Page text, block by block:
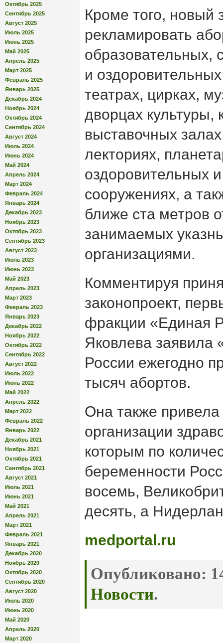
Октябрь 2025
Сентябрь 2025
Август 2025
Июль 2025
Июнь 2025
Май 2025
Апрель 2025
Март 2025
Февраль 2025
Январь 2025
Декабрь 2024
Ноябрь 2024
Октябрь 2024
Сентябрь 2024
Август 2024
Июль 2024
Июнь 2024
Май 2024
Апрель 2024
Март 2024
Февраль 2024
Январь 2024
Декабрь 2023
Ноябрь 2023
Октябрь 2023
Сентябрь 2023
Август 2023
Июль 2023
Июнь 2023
Май 2023
Апрель 2023
Март 2023
Февраль 2023
Январь 2023
Декабрь 2022
Ноябрь 2022
Октябрь 2022
Сентябрь 2022
Август 2022
Июль 2022
Июнь 2022
Май 2022
Апрель 2022
Март 2022
Февраль 2022
Январь 2022
Декабрь 2021
Ноябрь 2021
Октябрь 2021
Сентябрь 2021
Август 2021
Июль 2021
Июнь 2021
Май 2021
Апрель 2021
Март 2021
Февраль 2021
Январь 2021
Декабрь 2020
Ноябрь 2020
Октябрь 2020
Сентябрь 2020
Август 2020
Июль 2020
Июнь 2020
Май 2020
Апрель 2020
Март 2020
Кроме того, новый
рекламировать
образовательных,
и
театрах, цирках,
дворцах культуры,
выставочных
лекториях,
оздоровительных
сооружениях, а
ближе ста метров
занимаемых
организациями.
Комментируя
законопроект,
фракции «Единая
Яковлева заявила
России ежегодно
тысяч абортов.
Она также
организации
которым по
беременности
восемь,
десять, а
medportal.ru
Опубликовано:
Новости.